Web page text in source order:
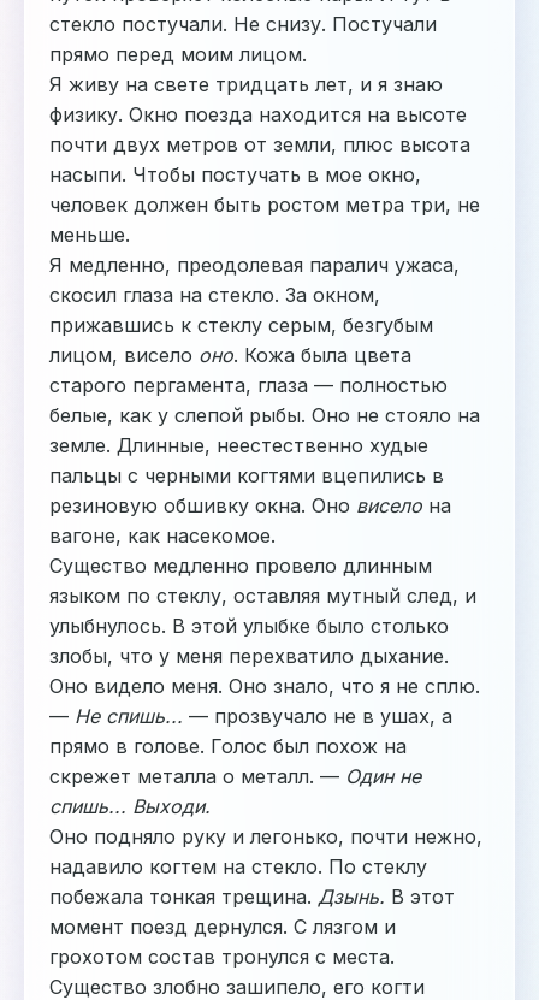
стекло постучали. Не снизу. Постучали
прямо перед моим лицом.
Я живу на свете тридцать лет, и я знаю
физику. Окно поезда находится на высоте
почти двух метров от земли, плюс высота
насыпи. Чтобы постучать в мое окно,
человек должен быть ростом метра три, не
меньше.
Я медленно, преодолевая паралич ужаса,
скосил глаза на стекло. За окном,
прижавшись к стеклу серым, безгубым
лицом, висело оно. Кожа была цвета
старого пергамента, глаза — полностью
белые, как у слепой рыбы. Оно не стояло на
земле. Длинные, неестественно худые
пальцы с черными когтями вцепились в
резиновую обшивку окна. Оно висело на
вагоне, как насекомое.
Существо медленно провело длинным
языком по стеклу, оставляя мутный след, и
улыбнулось. В этой улыбке было столько
злобы, что у меня перехватило дыхание.
Оно видело меня. Оно знало, что я не сплю.
— Не спишь... — прозвучало не в ушах, а
прямо в голове. Голос был похож на
скрежет металла о металл. — Один не
спишь... Выходи.
Оно подняло руку и легонько, почти нежно,
надавило когтем на стекло. По стеклу
побежала тонкая трещина. Дзынь. В этот
момент поезд дернулся. С лязгом и
грохотом состав тронулся с места.
Существо злобно зашипело, его когти